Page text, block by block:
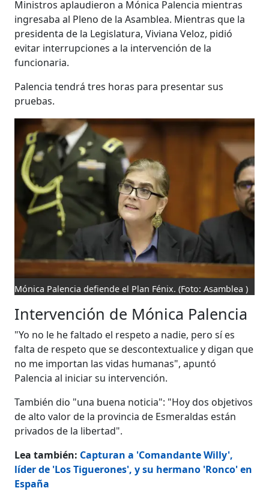
Ministros aplaudieron a Mónica Palencia mientras
ingresaba al Pleno de la Asamblea. Mientras que la
presidenta de la Legislatura, Viviana Veloz, pidió
evitar interrupciones a la intervención de la
funcionaria.
Palencia tendrá tres horas para presentar sus
pruebas.
Mónica Palencia defiende el Plan Fénix.(Foto: Asamblea )
Intervención de Mónica Palencia
"Yo no le he faltado el respeto a nadie, pero sí es
falta de respeto que se descontextualice y digan que
no me importan las vidas humanas", apuntó
Palencia al iniciar su intervención.
También dio "una buena noticia": "Hoy dos objetivos
de alto valor de la provincia de Esmeraldas están
privados de la libertad".
Lea también: Capturan a 'Comandante Willy',
líder de 'Los Tiguerones', y su hermano 'Ronco' en
España